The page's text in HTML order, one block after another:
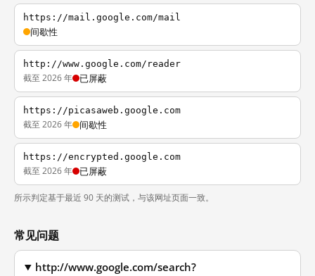
https://mail.google.com/mail
间歇性
http://www.google.com/reader
截至 2026 年 已屏蔽
https://picasaweb.google.com
截至 2026 年 间歇性
https://encrypted.google.com
截至 2026 年 已屏蔽
所示判定基于最近 90 天的测试，与该网址页面一致。
常见问题
http://www.google.com/search?